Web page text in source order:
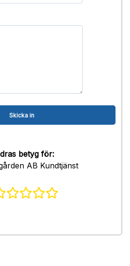
betyg för:
AB Kundtjänst